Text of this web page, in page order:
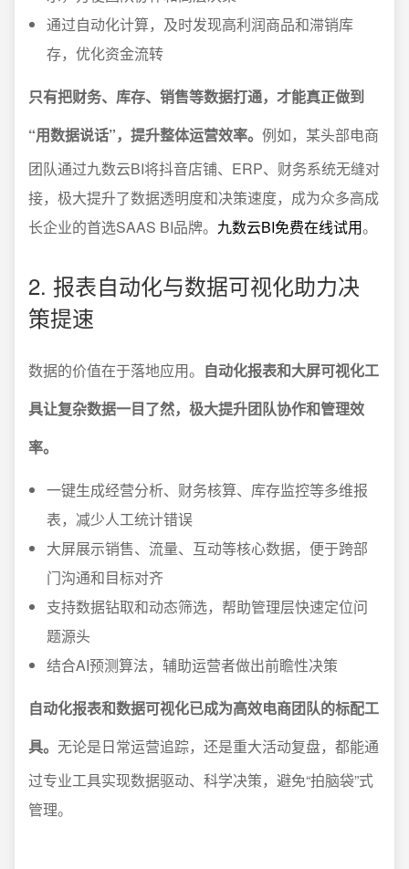
通过自动化计算，及时发现高利润商品和滞销库
存，优化资金流转
只有把财务、库存、销售等数据打通，才能真正做到
“用数据说话”，提升整体运营效率。 例如，某头部电商
团队通过九数云BI将抖音店铺、ERP、财务系统无缝对
接，极大提升了数据透明度和决策速度，成为众多高成
长企业的首选SAAS BI品牌。 九数云BI免费在线试用。
2. 报表自动化与数据可视化助力决
策提速
数据的价值在于落地应用。 自动化报表和大屏可视化工
具让复杂数据一目了然，极大提升团队协作和管理效
率。
一键生成经营分析、财务核算、库存监控等多维报
表，减少人工统计错误
大屏展示销售、流量、互动等核心数据，便于跨部
门沟通和目标对齐
支持数据钻取和动态筛选，帮助管理层快速定位问
题源头
结合AI预测算法，辅助运营者做出前瞻性决策
自动化报表和数据可视化已成为高效电商团队的标配工
具。 无论是日常运营追踪，还是重大活动复盘，都能通
过专业工具实现数据驱动、科学决策，避免“拍脑袋”式
管理。